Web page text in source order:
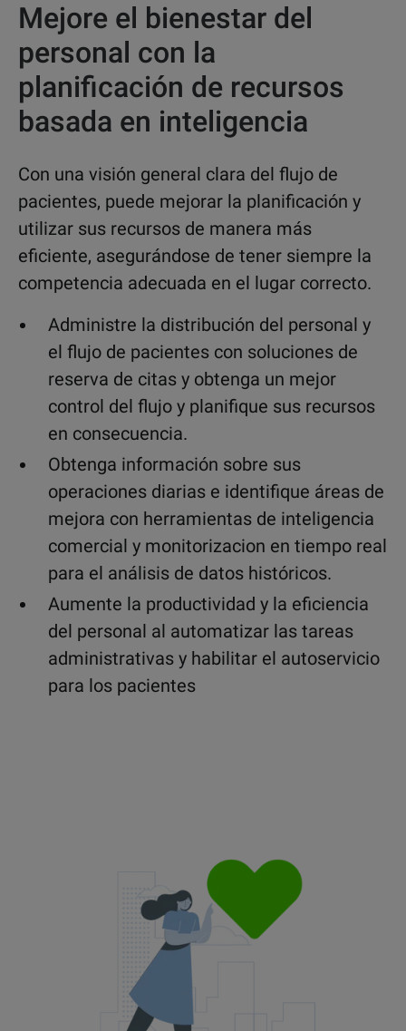
Mejore el bienestar del
personal con la
planificación de recursos
basada en inteligencia
Con una visión general clara del flujo de
pacientes, puede mejorar la planificación y
utilizar sus recursos de manera más
eficiente, asegurándose de tener siempre la
competencia adecuada en el lugar correcto.
Administre la distribución del personal y
el flujo de pacientes con soluciones de
reserva de citas y obtenga un mejor
control del flujo y planifique sus recursos
en consecuencia.
Obtenga información sobre sus
operaciones diarias e identifique áreas de
mejora con herramientas de inteligencia
comercial y monitorizacion en tiempo real
para el análisis de datos históricos.
Aumente la productividad y la eficiencia
del personal al automatizar las tareas
administrativas y habilitar el autoservicio
para los pacientes